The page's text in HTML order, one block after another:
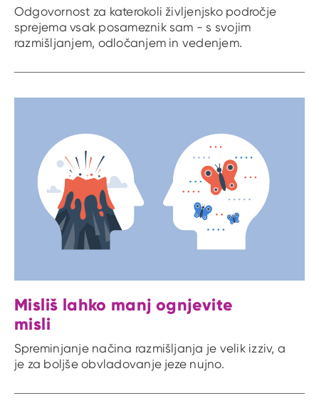
Odgovornost za katerokoli življenjsko področje
sprejema vsak posameznik sam - s svojim
razmišljanjem, odločanjem in vedenjem.
Misliš lahko manj ognjevite
misli
Spreminjanje načina razmišljanja je velik izziv, a
je za boljše obvladovanje jeze nujno.